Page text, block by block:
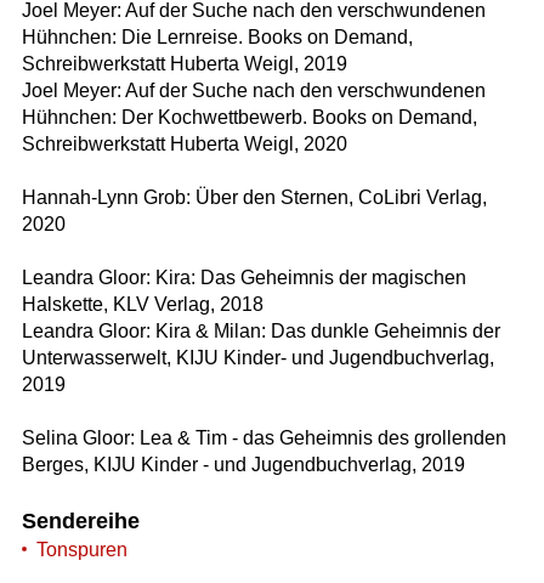
Joel Meyer: Auf der Suche nach den verschwundenen
Hühnchen: Die Lernreise. Books on Demand,
Schreibwerkstatt Huberta Weigl, 2019
Joel Meyer: Auf der Suche nach den verschwundenen
Hühnchen: Der Kochwettbewerb. Books on Demand,
Schreibwerkstatt Huberta Weigl, 2020
Hannah-Lynn Grob: Über den Sternen, CoLibri Verlag,
2020
Leandra Gloor: Kira: Das Geheimnis der magischen
Halskette, KLV Verlag, 2018
Leandra Gloor: Kira & Milan: Das dunkle Geheimnis der
Unterwasserwelt, KIJU Kinder- und Jugendbuchverlag,
2019
Selina Gloor: Lea & Tim - das Geheimnis des grollenden
Berges, KIJU Kinder - und Jugendbuchverlag, 2019
Sendereihe
Tonspuren